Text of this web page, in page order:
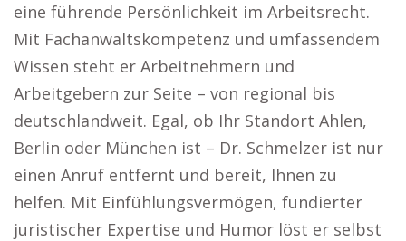
eine führende Persönlichkeit im Arbeitsrecht.
Mit Fachanwaltskompetenz und umfassendem
Wissen steht er Arbeitnehmern und
Arbeitgebern zur Seite – von regional bis
deutschlandweit. Egal, ob Ihr Standort Ahlen,
Berlin oder München ist – Dr. Schmelzer ist nur
einen Anruf entfernt und bereit, Ihnen zu
helfen. Mit Einfühlungsvermögen, fundierter
juristischer Expertise und Humor löst er selbst